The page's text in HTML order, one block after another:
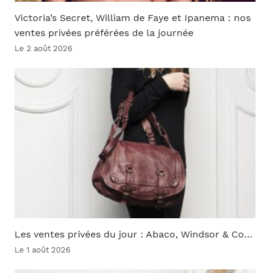
Victoria’s Secret, William de Faye et Ipanema : nos
ventes privées préférées de la journée
Le 2 août 2026
Les ventes privées du jour : Abaco, Windsor & Co…
Le 1 août 2026